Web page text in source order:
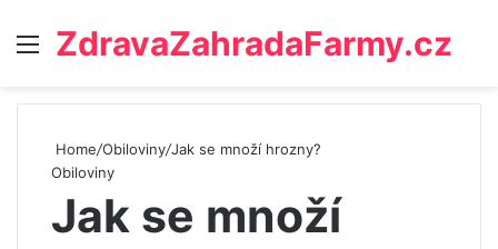
Menu
ZdravaZahradaFarmy.cz
Home/Obiloviny/Jak se množí hrozny?
Obiloviny
Jak se množí